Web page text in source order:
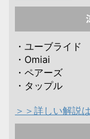
・ユーブライド
・Omiai
・ペアーズ
・タップル
＞＞詳しい解説